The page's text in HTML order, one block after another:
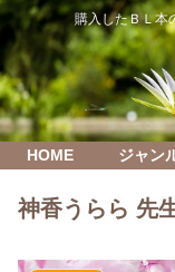
購入したＢＬ本
HOME ジャン
神香うらら 先